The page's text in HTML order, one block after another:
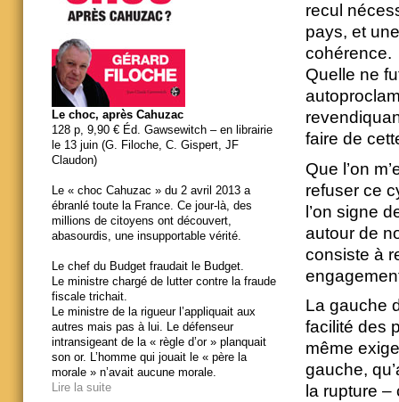
recul
pays, et
cohérence.
Quelle ne
faire de
Que l’on
refuser ce
l’on signe
autour de
consiste à
La gauche
facilité des
même
gauche,
la rupture –
Le choc, après Cahuzac
128 p, 9,90 € Éd. Gawsewitch – en librairie
le 13 juin (G. Filoche, C. Gispert, JF
Claudon)
Le « choc Cahuzac » du 2 avril 2013 a
ébranlé toute la France. Ce jour-là, des
millions de citoyens ont découvert,
abasourdis, une insupportable vérité.
Le chef du Budget fraudait le Budget.
Le ministre chargé de lutter contre la fraude
fiscale trichait.
Le ministre de la rigueur l’appliquait aux
autres mais pas à lui. Le défenseur
intransigeant de la « règle d’or » planquait
son or. L’homme qui jouait le « père la
morale » n’avait aucune morale.
Lire la suite